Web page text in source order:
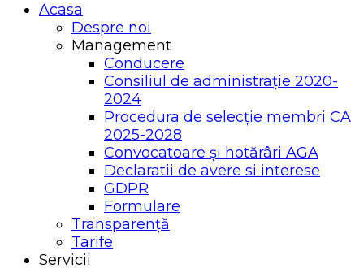
Acasa
Despre noi
Management
Conducere
Consiliul de administrație 2020-
2024
Procedura de selecție membri CA
2025-2028
Convocatoare și hotărâri AGA
Declaratii de avere si interese
GDPR
Formulare
Transparență
Tarife
Servicii